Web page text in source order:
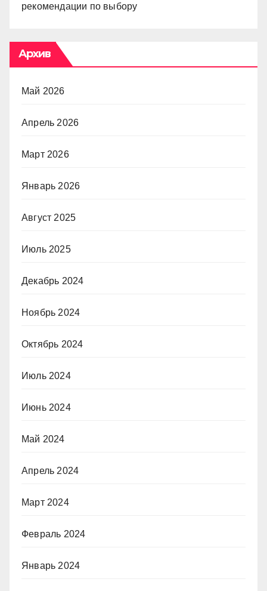
рекомендации по выбору
Архив
Май 2026
Апрель 2026
Март 2026
Январь 2026
Август 2025
Июль 2025
Декабрь 2024
Ноябрь 2024
Октябрь 2024
Июль 2024
Июнь 2024
Май 2024
Апрель 2024
Март 2024
Февраль 2024
Январь 2024